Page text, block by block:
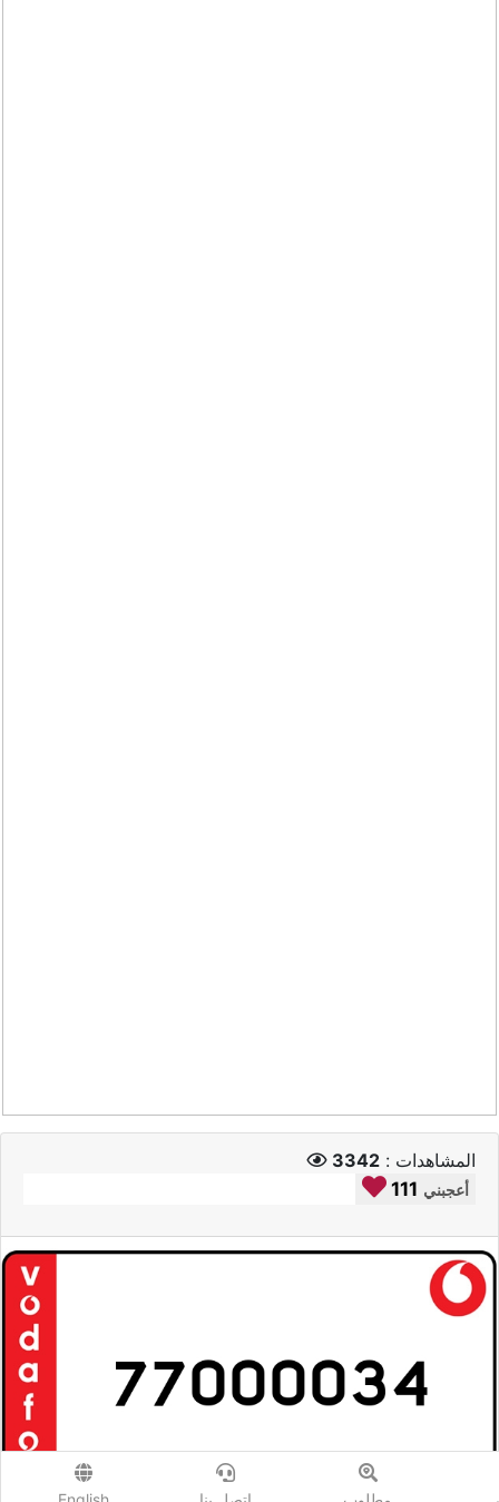
المشاهدات : 3342
111 أعجبني